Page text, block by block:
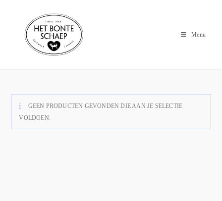
Menu
GEEN PRODUCTEN GEVONDEN DIE AAN JE SELECTIE
VOLDOEN.